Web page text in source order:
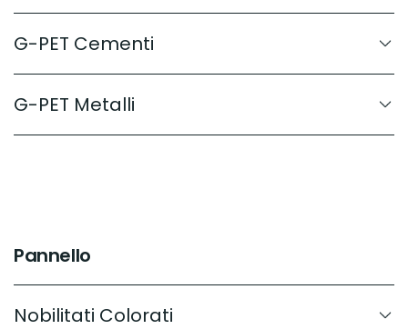
G-PET Cementi
G-PET Metalli
Pannello
Nobilitati Colorati